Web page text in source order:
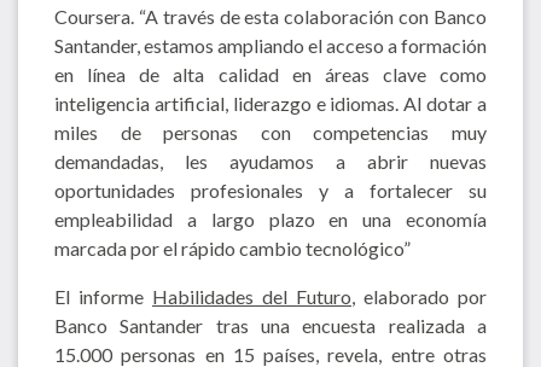
Coursera. “A través de esta colaboración con Banco
Santander, estamos ampliando el acceso a formación
en línea de alta calidad en áreas clave como
inteligencia artificial, liderazgo e idiomas. Al dotar a
miles de personas con competencias muy
demandadas, les ayudamos a abrir nuevas
oportunidades profesionales y a fortalecer su
empleabilidad a largo plazo en una economía
marcada por el rápido cambio tecnológico”
El informe Habilidades del Futuro, elaborado por
Banco Santander tras una encuesta realizada a
15.000 personas en 15 países, revela, entre otras